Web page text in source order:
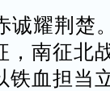
耀荆楚
，南征北
铁血担当